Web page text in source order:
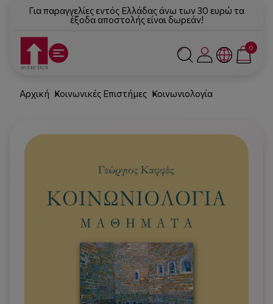
Για παραγγελίες εντός Ελλάδας άνω των 30 ευρώ τα
έξοδα αποστολής είναι δωρεάν!
0
Αρχική Κοινωνικές Επιστήμες Κοινωνιολογία